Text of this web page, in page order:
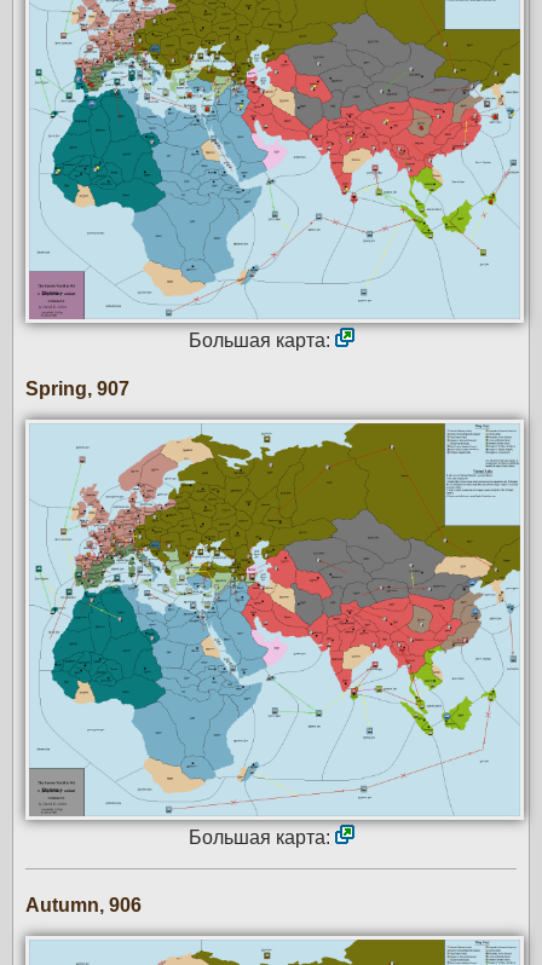
Большая карта:
Spring, 907
Большая карта:
Autumn, 906